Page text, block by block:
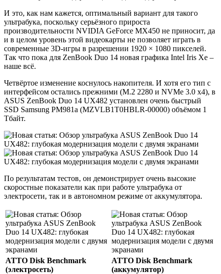
И это, как нам кажется, оптимальный вариант для такого
ультрабука, поскольку серьёзного прироста
производительности NVIDIA GeForce MX450 не приносит, да
и в целом уровень этой видеокарты не позволяет играть в
современные 3D-игры в разрешении 1920 × 1080 пикселей.
Так что пока для ZenBook Duo 14 новая графика Intel Iris Xe –
наше всё.
Четвёртое изменение коснулось накопителя. И хотя его тип с
интерфейсом остались прежними (M.2 2280 и NVMe 3.0 x4), в
ASUS ZenBook Duo 14 UX482 установлен очень быстрый
SSD Samsung PM981a (MZVLB1T0HBLR-00000) объёмом 1
Тбайт.
По результатам тестов, он демонстрирует очень высокие
скоростные показатели как при работе ультрабука от
электросети, так и в автономном режиме от аккумулятора.
ATTO Disk Benchmark
(электросеть)
ATTO Disk Benchmark
(аккумулятор)